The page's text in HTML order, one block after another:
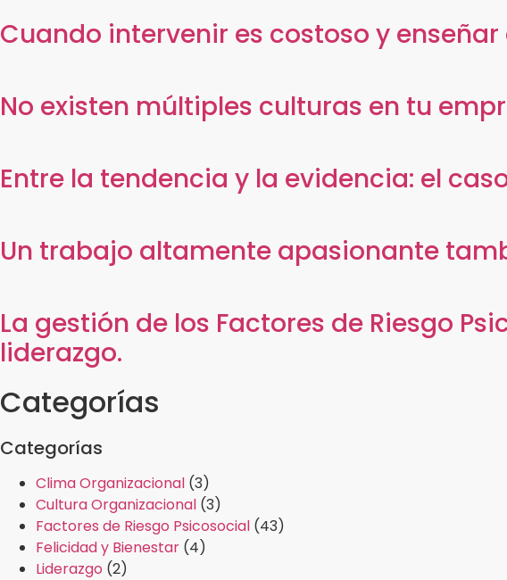
Cuando intervenir es costoso y
No existen múltiples culturas en tu
Entre la tendencia y la evidencia: el
Un trabajo altamente apasionante
La gestión de los Factores de Riesgo
liderazgo.
Categorías
Categorías
Clima Organizacional (3)
Cultura Organizacional (3)
Factores de Riesgo Psicosocial (43)
Felicidad y Bienestar (4)
Liderazgo (2)